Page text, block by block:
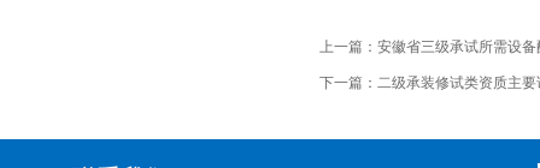
上一篇： 安徽省三级承试所需设备
下一篇： 二级承装修试类资质主